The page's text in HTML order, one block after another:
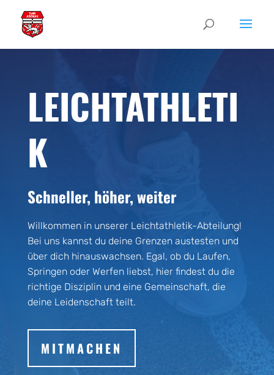
LEICHTATHLETI
K
Schneller, höher, weiter
Willkommen in unserer Leichtathletik-Abteilung!
Bei uns kannst du deine Grenzen austesten und
über dich hinauswachsen. Egal, ob du Laufen,
Springen oder Werfen liebst, hier findest du die
richtige Disziplin und eine Gemeinschaft, die
deine Leidenschaft teilt.
MITMACHEN